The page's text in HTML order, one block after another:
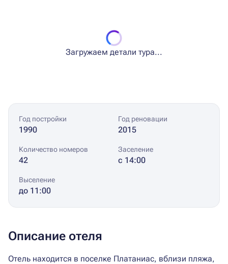
Загружаем детали тура...
Год постройки
1990
Год реновации
2015
Количество номеров
42
Заселение
с 14:00
Выселение
до 11:00
Описание отеля
Отель находится в поселке Платаниас, вблизи пляжа,